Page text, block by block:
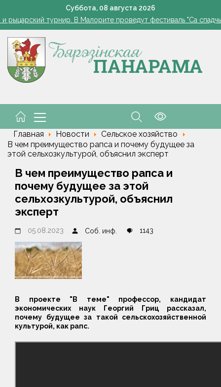
Суббота, 08 августа 2026
Как часто нужно измерять сахар в крови, рассказала
рыцарский турнир. В Малорите проведут фестиваль "Са
Одна ночь - и грядки чистые: ловушка для слизней из яичных
в Беларуси в выходные: местами кратковременные дожди,
Как часто нужно измерять сахар в крови, рассказала
Главная Новости
Сельское хозяйство
В чем преимущество рапса и почему будущее за
этой сельхозкультурой, объяснил эксперт
В чем преимущество рапса и
почему будущее за этой
сельхозкультурой, объяснил
эксперт
05.08.2023 Соб. инф. 1143
В проекте "В теме" профессор, кандидат
экономических наук Георгий Гриц рассказал,
почему будущее за такой сельскохозяйственной
культурой, как рапс.